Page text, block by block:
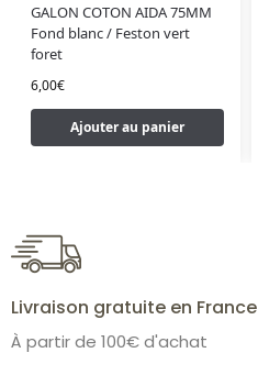
GALON COTON AIDA 75MM
Fond blanc / Feston vert
foret
6,00€
Ajouter au panier
Livraison gratuite en France
À partir de 100€ d'achat